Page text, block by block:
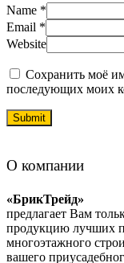
Name *
Email *
Website
Сохранить моё
последующих моих
О компании
«БрикТрейд»
предлагает Вам
продукцию лучших
многоэтажного
вашего